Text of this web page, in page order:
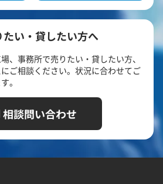
い・貸したい方へ
、事務所で売りたい・貸したい方、
ご相談ください。状況に合わせてご
。
相談問い合わせ